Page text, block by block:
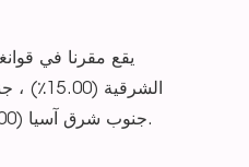
جنوب شرق آسيا (3.00٪) ، شرق آسيا (2.00٪) ، جنوب آسيا (2.00٪). هناك ما مجموعه حوالي 51-100 شخص في مكتبنا.